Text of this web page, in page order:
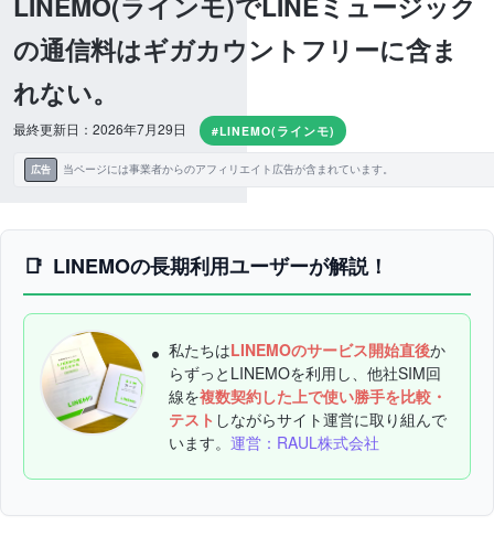
の通信料はギガカウントフリーに含ま
れない。
最終更新日：2026年7月29日 #LINEMO(ラインモ)
広告 当ページには事業者からのアフィリエイト広告が含まれています。
LINEMOの長期利用ユーザーが解説！
私たちはLINEMOのサービス開始直後か
らずっとLINEMOを利用し、他社SIM回
線を複数契約した上で使い勝手を比較・
テスト しながらサイト運営に取り組んで
います。 運営：RAUL株式会社